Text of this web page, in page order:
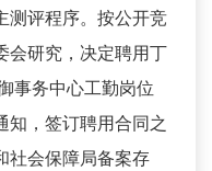
测评程序。按公开竞
会研究，决定聘用丁
事务中心工勤岗位
知，签订聘用合同之
社会保障局备案存